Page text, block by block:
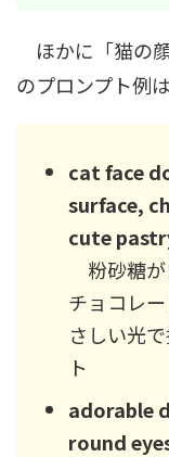
ほかに「猫の
のプロンプト例
cat face
surface,
cute
粉砂糖が
チョコレ
さしい光
ト
adorable
round